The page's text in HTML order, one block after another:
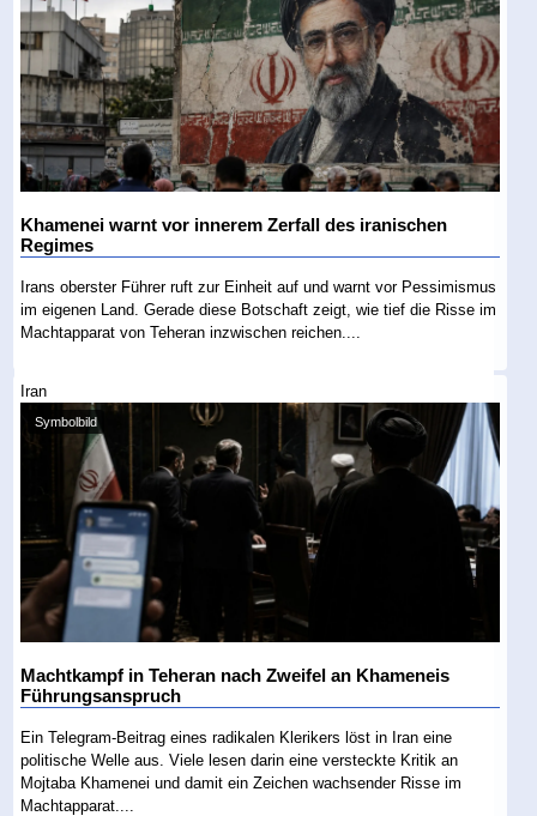
Khamenei warnt vor innerem Zerfall des iranischen
Regimes
Irans oberster Führer ruft zur Einheit auf und warnt vor Pessimismus
im eigenen Land. Gerade diese Botschaft zeigt, wie tief die Risse im
Machtapparat von Teheran inzwischen reichen....
Iran
Symbolbild
Machtkampf in Teheran nach Zweifel an Khameneis
Führungsanspruch
Ein Telegram-Beitrag eines radikalen Klerikers löst in Iran eine
politische Welle aus. Viele lesen darin eine versteckte Kritik an
Mojtaba Khamenei und damit ein Zeichen wachsender Risse im
Machtapparat....